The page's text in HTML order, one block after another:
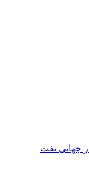
جهانی نفت